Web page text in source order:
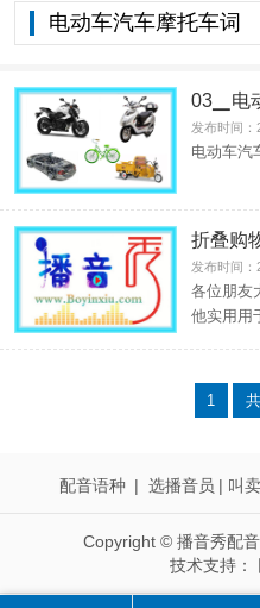
电动车汽车摩托车词
03▁电
发布时间
电动车汽
折叠购
发布时间
各位朋友
他实用用
选牛津
架采用国
方便你的
1
配音语种 | 选播音员 | 叫
Copyright © 播音秀配
技术支持：